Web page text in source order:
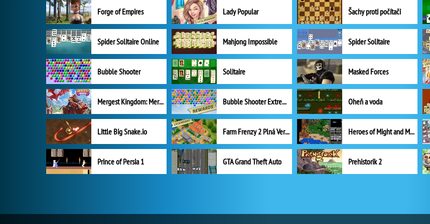
Forge of Empires Lady Popular Šachy proti počítači
Spider Solitaire Online Mahjong Impossible Spider Solitaire
Bubble Shooter Solitaire Masked Forces
Mergest Kingdom: Merge Puzzle Bubble Shooter Extreme Oheň a voda
Little Big Snake.io Farm Frenzy 2 Plná Verze Heroes of Might and Magic II
Prince of Persia 1 GTA Grand Theft Auto Prehistorik 2